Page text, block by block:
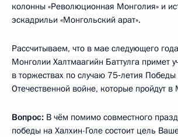
колонны «Революционная Монголия» и
эскадрильи «Монгольский арат».
Рассчитываем, что в мае следующего
Монголии Халтмаагийн Баттулга примет
в торжествах по случаю 75‑летия
Отечественной войне, которые пройдут в
Вопрос: В чём помимо совместного
победы на Халхин-Голе состоит цель